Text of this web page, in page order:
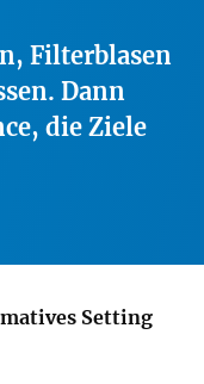
Filterblasen
Dann
die Ziele
Setting